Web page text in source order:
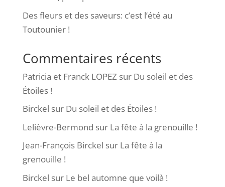
Des fleurs et des saveurs: c’est l’été au
Toutounier !
Commentaires récents
Patricia et Franck LOPEZ sur Du soleil et des
Étoiles !
Birckel sur Du soleil et des Étoiles !
Lelièvre-Bermond sur La fête à la grenouille !
Jean-François Birckel sur La fête à la
grenouille !
Birckel sur Le bel automne que voilà !